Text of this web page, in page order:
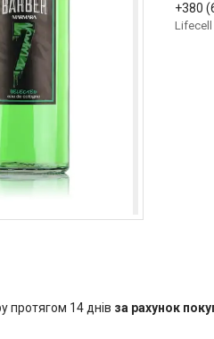
+380
Lifecell
протягом 14 днів за рахунок